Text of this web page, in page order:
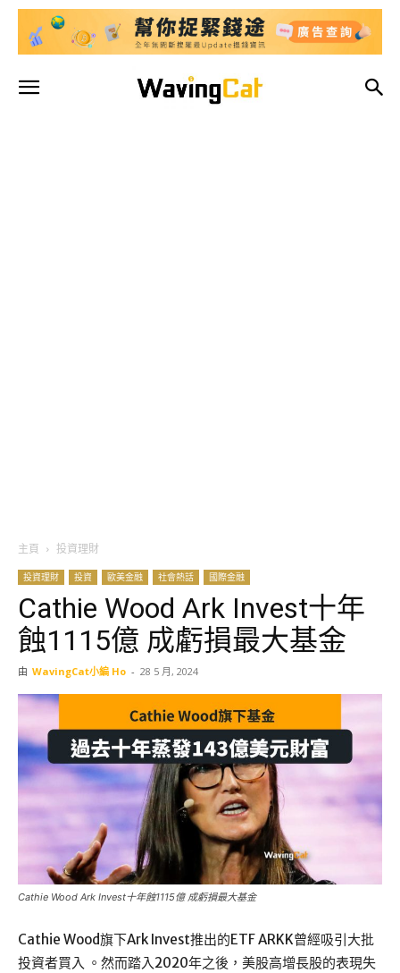
主頁 投資理財
投資理財 投資 歐美金融 社會熱話 國際金融
Cathie Wood Ark Invest十年
蝕1115億 成虧損最大基金
由 WavingCat小編 Ho - 28 5 月, 2024
Cathie Wood Ark Invest十年蝕1115億 成虧損最大基金
Cathie Wood旗下Ark Invest推出的ETF ARKK曾經吸引大批
投資者買入 。然而踏入2020年之後，美股高增長股的表現失